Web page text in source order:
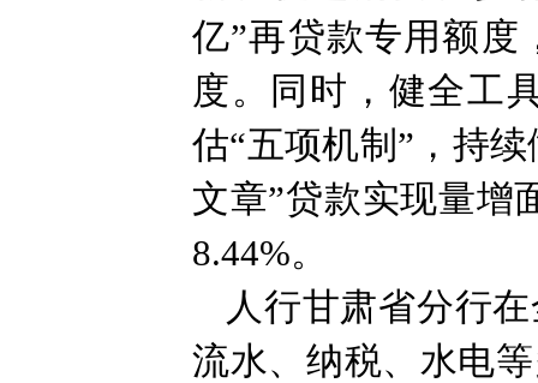
亿”再贷款专用额度
度。同时，健全工
估“五项机制”，持
文章”贷款实现量增
8.44%。
人行甘肃省分行
流水、纳税、水电